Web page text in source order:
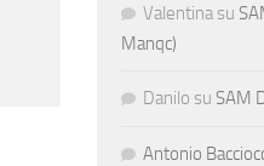
Valentina su
Manqc)
Danilo su SAM
Antonio